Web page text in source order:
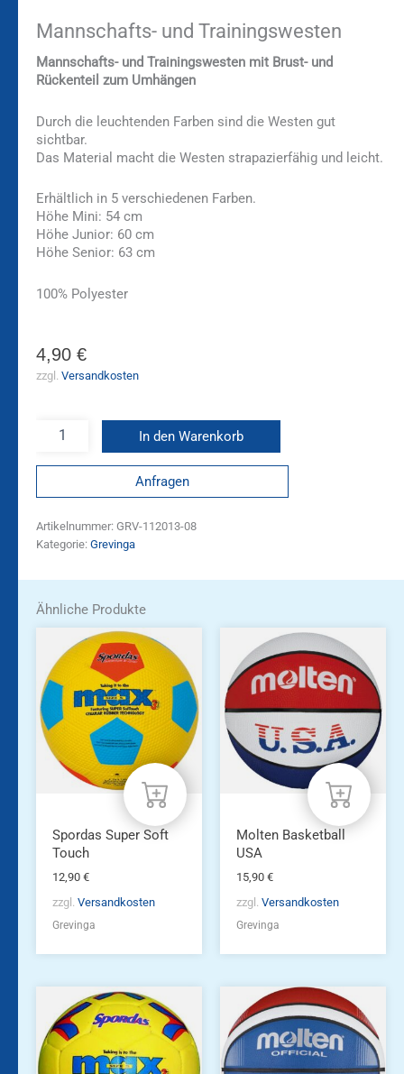
Mannschafts- und Trainingswesten
Mannschafts- und Trainingswesten mit Brust- und
Rückenteil zum Umhängen
Durch die leuchtenden Farben sind die Westen gut
sichtbar.
Das Material macht die Westen strapazierfähig und leicht.
Erhältlich in 5 verschiedenen Farben.
Höhe Mini: 54 cm
Höhe Junior: 60 cm
Höhe Senior: 63 cm
100% Polyester
4,90 €
zzgl. Versandkosten
In den Warenkorb
Anfragen
Artikelnummer: GRV-112013-08
Kategorie: Grevinga
Ähnliche Produkte
Spordas Super Soft
Touch
12,90 €
zzgl. Versandkosten
Grevinga
Molten Basketball
USA
15,90 €
zzgl. Versandkosten
Grevinga